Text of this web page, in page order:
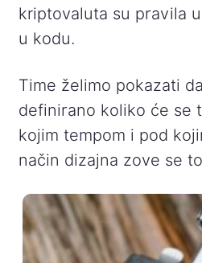
kriptovaluta su pravila
u kodu.
Time želimo pokazati
definirano koliko će se
kojim tempom i pod
način dizajna zove se